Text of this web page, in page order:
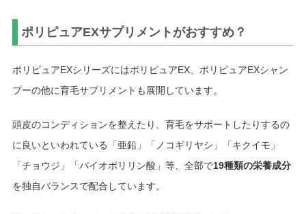
ポリピュアEXサプリメントがおすすめ？
ポリピュアEXシリーズにはポリピュアEX、ポリピュアEXシャン
プーの他に育毛サプリメントも展開しています。
頭皮のコンディションを整えたり、育毛をサポートしたりするの
に良いといわれている「亜鉛」「ノコギリヤシ」「キクイモ」
「チョウジ」「バイオポリリン酸」等、全部で19種類の栄養成分
を独自バランスで配合しています。